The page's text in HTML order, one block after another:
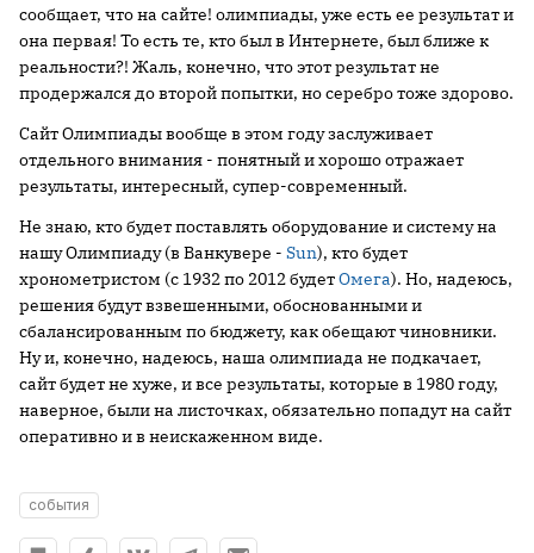
сообщает, что на сайте! олимпиады, уже есть ее результат и
она первая! То есть те, кто был в Интернете, был ближе к
реальности?! Жаль, конечно, что этот результат не
продержался до второй попытки, но серебро тоже здорово.
Сайт Олимпиады вообще в этом году заслуживает
отдельного внимания - понятный и хорошо отражает
результаты, интересный, супер-современный.
Не знаю, кто будет поставлять оборудование и систему на
нашу Олимпиаду (в Ванкувере - Sun), кто будет
хронометристом (с 1932 по 2012 будетОмега). Но, надеюсь,
решения будут взвешенными, обоснованными и
сбалансированным по бюджету, как обещают чиновники.
Ну и, конечно, надеюсь, наша олимпиада не подкачает,
сайт будет не хуже, и все результаты, которые в 1980 году,
наверное, были на листочках, обязательно попадут на сайт
оперативно и в неискаженном виде.
события